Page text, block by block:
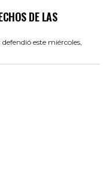
DE LAS
este miércoles,